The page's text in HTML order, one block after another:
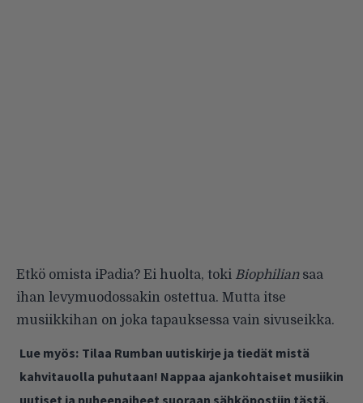
Etkö omista iPadia? Ei huolta, toki Biophiliansaa
ihan levymuodossakin ostettua. Mutta itse
musiikkihan on joka tapauksessa vain sivuseikka.
Lue myös: Tilaa Rumban uutiskirje ja tiedät mistä
kahvitauolla puhutaan! Nappaa ajankohtaiset musiikin
uutiset ja puheenaiheet suoraan sähköpostiin tästä.